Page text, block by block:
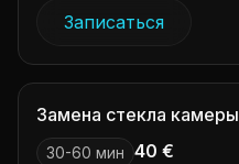
Записаться
Замена стекла камеры
30-60 мин 40 €